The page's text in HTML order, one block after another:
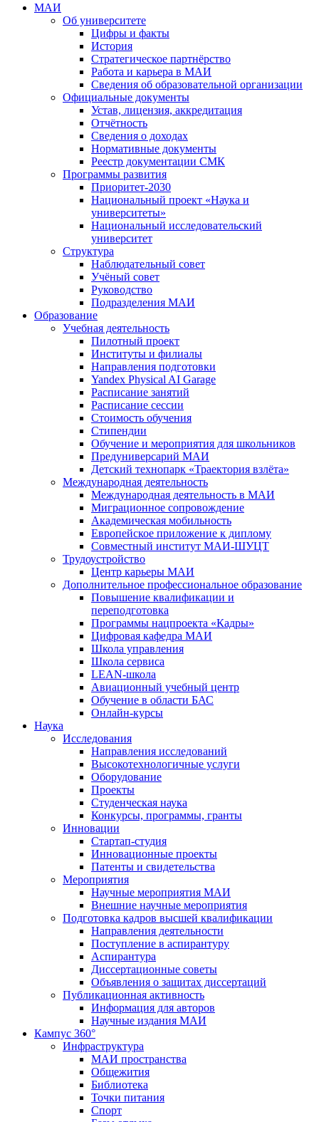
МАИ
Об университете
Цифры и факты
История
Стратегическое партнёрство
Работа и карьера в МАИ
Сведения об образовательной организации
Официальные документы
Устав, лицензия, аккредитация
Отчётность
Сведения о доходах
Нормативные документы
Реестр документации СМК
Программы развития
Приоритет-2030
Национальный проект «Наука и
университеты»
Национальный исследовательский
университет
Структура
Наблюдательный совет
Учёный совет
Руководство
Подразделения МАИ
Образование
Учебная деятельность
Пилотный проект
Институты и филиалы
Направления подготовки
Yandex Physical AI Garage
Расписание занятий
Расписание сессии
Стоимость обучения
Стипендии
Обучение и мероприятия для школьников
Предуниверсарий МАИ
Детский технопарк «Траектория взлёта»
Международная деятельность
Международная деятельность в МАИ
Миграционное сопровождение
Академическая мобильность
Европейское приложение к диплому
Совместный институт МАИ-ШУЦТ
Трудоустройство
Центр карьеры МАИ
Дополнительное профессиональное образование
Повышение квалификации и
переподготовка
Программы нацпроекта «Кадры»
Цифровая кафедра МАИ
Школа управления
Школа сервиса
LEAN-школа
Авиационный учебный центр
Обучение в области БАС
Онлайн-курсы
Наука
Исследования
Направления исследований
Высокотехнологичные услуги
Оборудование
Проекты
Студенческая наука
Конкурсы, программы, гранты
Инновации
Стартап-студия
Инновационные проекты
Патенты и свидетельства
Мероприятия
Научные мероприятия МАИ
Внешние научные мероприятия
Подготовка кадров высшей квалификации
Направления деятельности
Поступление в аспирантуру
Аспирантура
Диссертационные советы
Объявления о защитах диссертаций
Публикационная активность
Информация для авторов
Научные издания МАИ
Кампус 360°
Инфраструктура
МАИ пространства
Общежития
Библиотека
Точки питания
Спорт